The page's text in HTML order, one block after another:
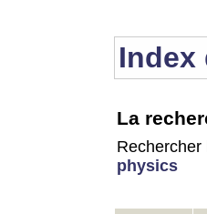
Index
La
Rechercher
physics